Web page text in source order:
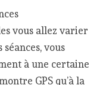
vous allez varier
vous
à une certaine
GPS qu’à la